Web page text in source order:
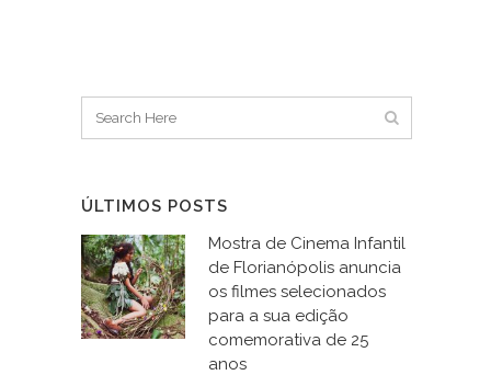
ÚLTIMOS POSTS
Mostra de Cinema Infantil
de Florianópolis anuncia
os filmes selecionados
para a sua edição
comemorativa de 25
anos